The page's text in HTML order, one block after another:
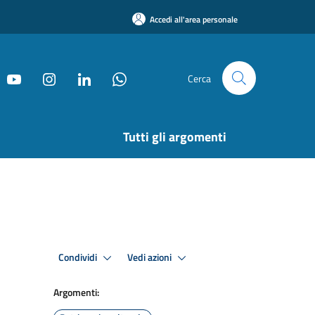
Accedi all'area personale
Cerca
Tutti gli argomenti
Condividi Vedi azioni
Argomenti: